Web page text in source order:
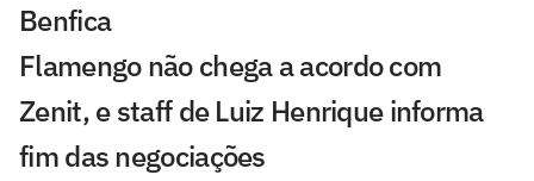
Benfica
Flamengo não chega a acordo com
Zenit, e staff de Luiz Henrique informa
fim das negociações